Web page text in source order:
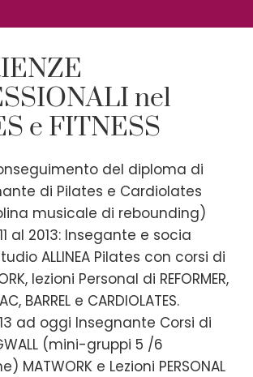
nel
e FITNESS
del diploma di
di Pilates e Cardiolates
musicale di rebounding)
al 2013: Insegante e socia
ALLINEA Pilates con corsi di
lezioni Personal di REFORMER,
BARREL e CARDIOLATES.
ad oggi Insegnante Corsi di
(mini-gruppi 5 /6
MATWORK e Lezioni PERSONAL